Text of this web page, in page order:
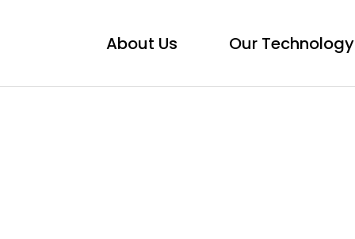
About Us Our Technology